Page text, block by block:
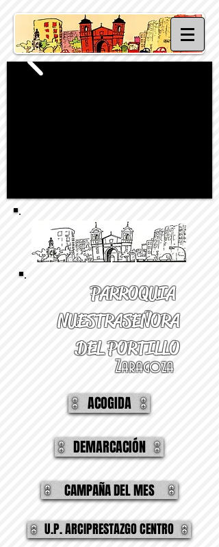
PARROQUIA
NUESTRASEÑORA
DEL PORTILLO
Zaragoza
ACOGIDA
DEMARCACIÓN
CAMPAÑA DEL MES
U.P. ARCIPRESTAZGO CENTRO